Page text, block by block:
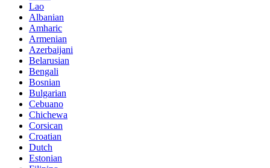
Lao
Albanian
Amharic
Armenian
Azerbaijani
Belarusian
Bengali
Bosnian
Bulgarian
Cebuano
Chichewa
Corsican
Croatian
Dutch
Estonian